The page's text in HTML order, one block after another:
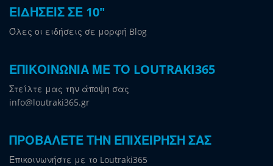
ΕΙΔΗΣΕΙΣ ΣΕ 10"
Όλες οι ειδήσεις σε μορφή Blog
ΕΠΙΚΟΙΝΩΝΙΑ ΜΕ ΤΟ LOUTRAKI365
Στείλτε μας την άποψη σας
info@loutraki365.gr
ΠΡΟΒΑΛΕΤΕ ΤΗΝ ΕΠΙΧΕΙΡΗΣΗ ΣΑΣ
Επικοινωνήστε με το Loutraki365